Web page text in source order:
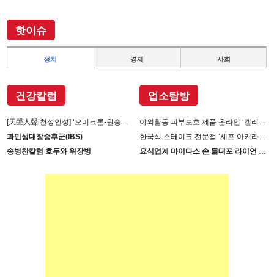
핫이슈
정치 경제 사회
건강칼럼
[天聲人聲 천성인성] ‘오미크론-원숭이 두창’장난 아니다
과민성대장증후군(IBS)
송병찬칼럼 호두와 위장병
업소탐방
야외활동 피부보호 제품 온라인 ‘캘리제이’(Cali-j)에서 판매
한국식 스테이크 전문점 ‘셰프 아키라백의 AB스테이크’ 진출
요식업계 마이다스 손 물대포 라이언 손 사장의 인생 필살기